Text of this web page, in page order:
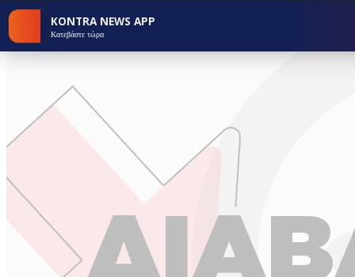
KONTRA NEWS APP
Κατεβάστε τώρα